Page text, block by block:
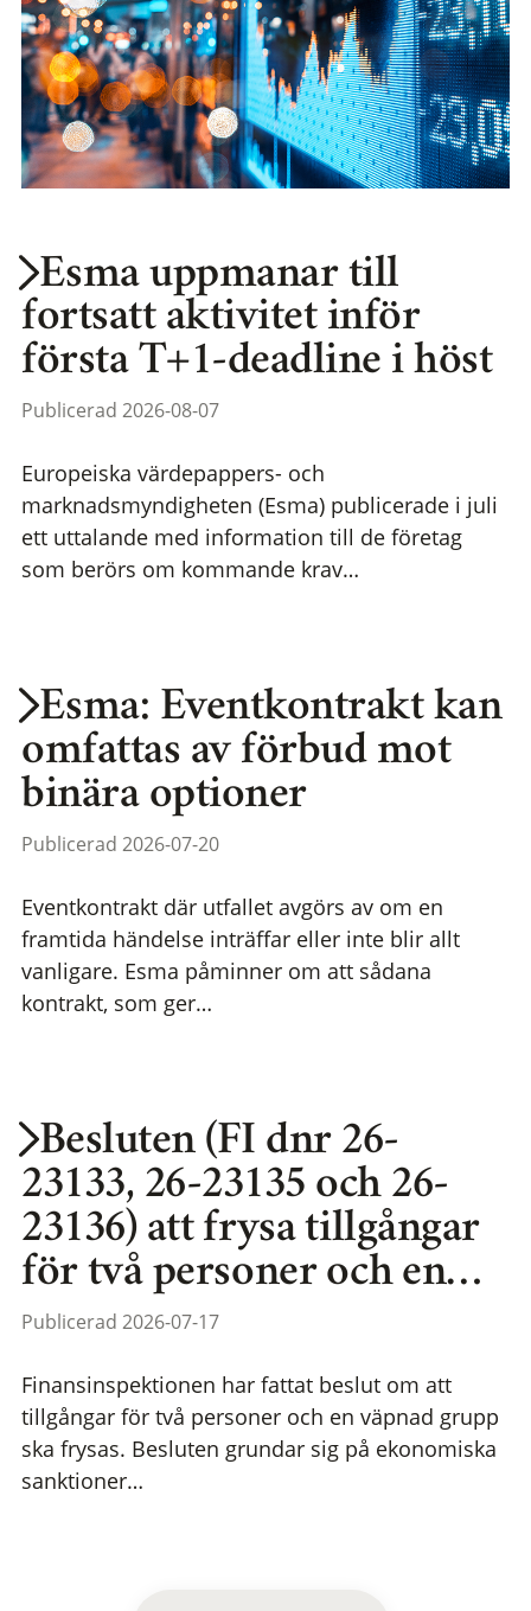
Esma uppmanar till
fortsatt aktivitet inför
första T+1-deadline i höst
Publicerad 2026-08-07
Europeiska värdepappers- och
marknadsmyndigheten (Esma) publicerade i juli
ett uttalande med information till de företag
som berörs om kommande krav…
Esma: Eventkontrakt kan
omfattas av förbud mot
binära optioner
Publicerad 2026-07-20
Eventkontrakt där utfallet avgörs av om en
framtida händelse inträffar eller inte blir allt
vanligare. Esma påminner om att sådana
kontrakt, som ger…
Besluten (FI dnr 26-
23133, 26-23135 och 26-
23136) att frysa tillgångar
för två personer och en…
Publicerad 2026-07-17
Finansinspektionen har fattat beslut om att
tillgångar för två personer och en väpnad grupp
ska frysas. Besluten grundar sig på ekonomiska
sanktioner…